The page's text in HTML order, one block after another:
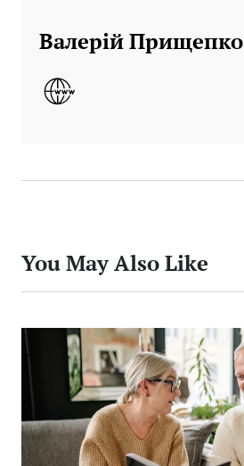
Валерій Прищепко
You May Also Like